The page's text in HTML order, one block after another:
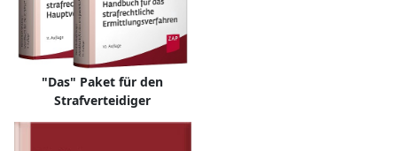
"Das" Paket für den
Strafverteidiger